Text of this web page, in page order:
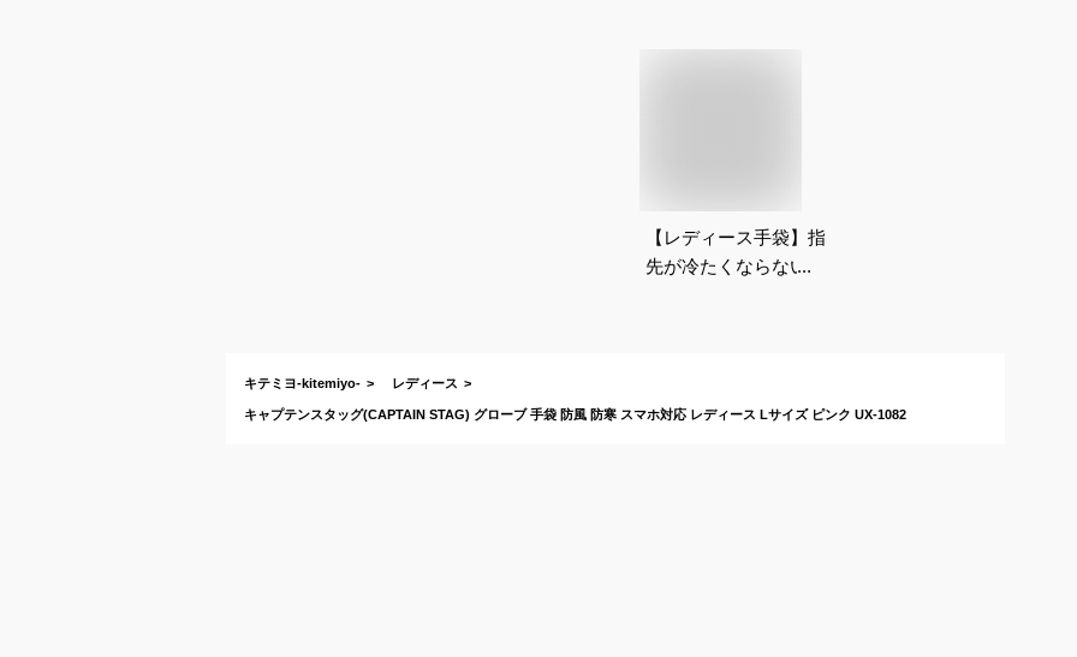
【レディース手袋】指
先が冷たくならない！
キテミヨ-kitemiyo- レディース
キャプテンスタッグ(CAPTAIN STAG) グローブ 手袋 防風 防寒 スマホ対応 レディース Lサイズ ピンク UX-1082